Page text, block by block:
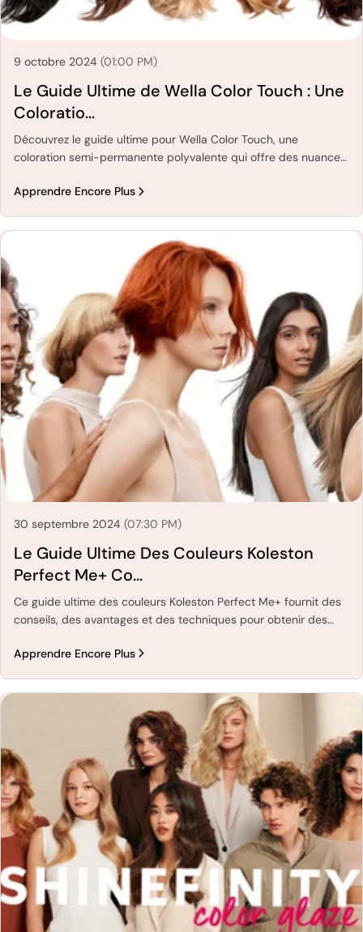
9 octobre 2024 (01:00 PM)
Le Guide Ultime de Wella Color Touch : Une
Coloratio...
Découvrez le guide ultime pour Wella Color Touch, une
coloration semi-permanente polyvalente qui offre des nuances
sans ammoniaque. Apprenez des astuces d'experts pour choisir
couleur durable. Idéal pour ceux qui recherchent une retouche
subtile ou un nouveau look audacieux sans engagement à long
Apprendre Encore Plus
30 septembre 2024 (07:30 PM)
Le Guide Ultime Des Couleurs Koleston
Perfect Me+ Co...
Ce guide ultime des couleurs Koleston Perfect Me+ fournit des
conseils, des avantages et des techniques pour obtenir des
stylistes et les passionnés de cheveux !
Apprendre Encore Plus